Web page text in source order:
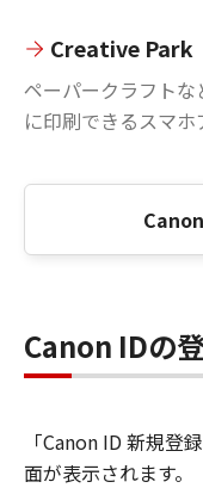
Creative Park
ペーパークラフト
に印刷できるスマホ
Canon IDの
「Canon ID 新規登
面が表示されます。